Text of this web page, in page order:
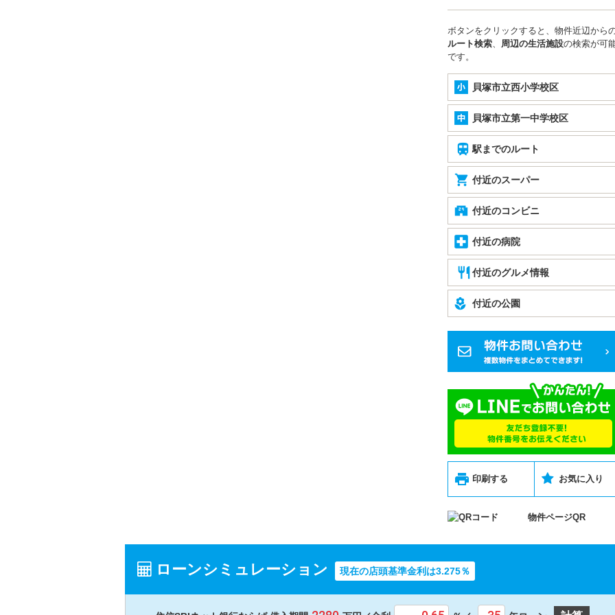
ボタンをクリックすると、物件近辺から
ルート検索、 周辺の生活施設の検索が可
です。
貝塚市立西小学校区
貝塚市立第一中学校区
駅までのルート
付近のスーパー
付近のコンビニ
付近の病院
付近のグルメ情報
付近の公園
印刷する お気に入り
物件ページQR
ローンシミュレーション 現在の店頭基準金利は3.275％